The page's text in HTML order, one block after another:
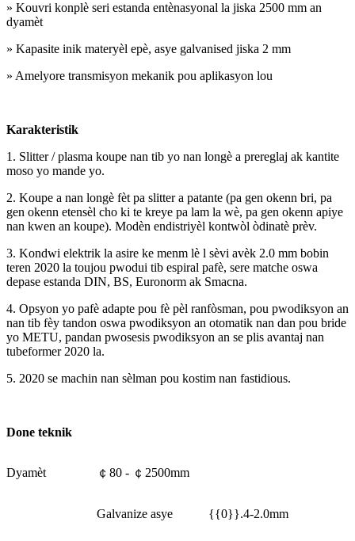
» Kouvri konplè seri estanda entènasyonal la jiska 2500 mm an
dyamèt
» Kapasite inik materyèl epè, asye galvanised jiska 2 mm
» Amelyore transmisyon mekanik pou aplikasyon lou
Karakteristik
1. Slitter / plasma koupe nan tib yo nan longè a prereglaj ak kantite
moso yo mande yo.
2. Koupe a nan longè fèt pa slitter a patante (pa gen okenn bri, pa
gen okenn etensèl cho ki te kreye pa lam la wè, pa gen okenn apiye
nan kwen an koupe). Modèn endistriyèl kontwòl òdinatè prèv.
3. Kondwi elektrik la asire ke menm lè l sèvi avèk 2.0 mm bobin
teren 2020 la toujou pwodui tib espiral pafè, sere matche oswa
depase estanda DIN, BS, Euronorm ak Smacna.
4. Opsyon yo pafè adapte pou fè pèl ranfòsman, pou pwodiksyon an
nan tib fèy tandon oswa pwodiksyon an otomatik nan dan pou bride
yo METU, pandan pwosesis pwodiksyon an se plis avantaj nan
tubeformer 2020 la.
5. 2020 se machin nan sèlman pou kostim nan fastidious.
Done teknik
Dyamèt ￠80 - ￠2500mm
Galvanize asye {{0}}.4-2.0mm